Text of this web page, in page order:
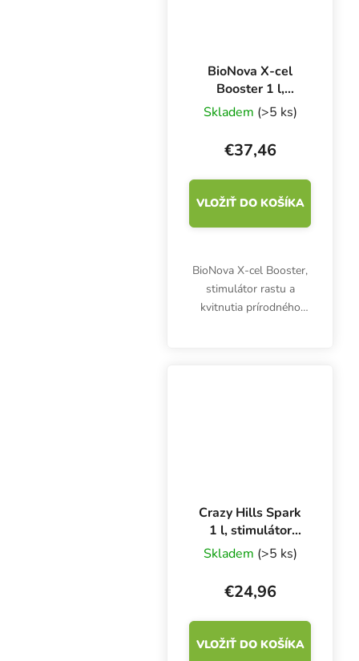
BioNova X-cel
Booster 1 l,
stimulátor rastu a
kvitnutia
Skladem (>5 ks)
€37,46
VLOŽIŤ DO KOŠÍKA
BioNova X-cel Booster,
stimulátor rastu a
kvitnutia prírodného
Crazy Hills Spark
1 l, stimulátor
kvetov
Skladem (>5 ks)
€24,96
VLOŽIŤ DO KOŠÍKA